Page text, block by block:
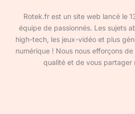
Rotek.fr est un site web lancé le
équipe de passionnés. Les sujets
high-tech, les jeux-vidéo et plus
numérique ! Nous nous efforçons
qualité et de vous partager